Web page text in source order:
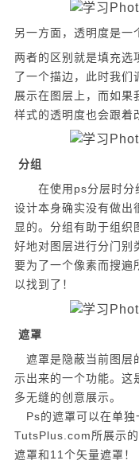
另一方面，透明度是一
两者的区别就是填充选
了一个描边，此时我们
展示在图层上，而如果
样式的透明度也会跟着
分组
在使用ps分层时分
设计本身确实没有做出
显的。分组有助于组织
好地对图层进行分门别
要为了一个像素而搜遍
以找到了！
遮罩
遮罩是隐蔽当前图层
示出来的一个功能。这
多无缝的创意展示。
Ps的遮罩可以在单独
TutsPlus.com所展示
遮罩和11个矢量遮罩！